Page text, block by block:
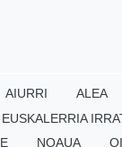
AIURRI ALEA
EUSKALERRIA
NOAUA